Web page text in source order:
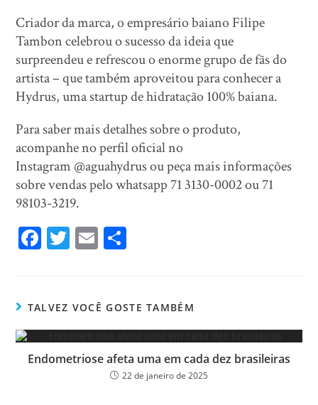
Criador da marca, o empresário baiano Filipe
Tambon celebrou o sucesso da ideia que
surpreendeu e refrescou o enorme grupo de fãs do
artista – que também aproveitou para conhecer a
Hydrus, uma startup de hidratação 100% baiana.
Para saber mais detalhes sobre o produto,
acompanhe no perfil oficial no
Instagram @aguahydrus ou peça mais informações
sobre vendas pelo whatsapp 71 3130-0002 ou 71
98103-3219.
Fa
ok
T
er
E
TALVEZ VOCÊ GOSTE TAMBÉM
Endometriose afeta uma em cada dez brasileiras
22 de janeiro de 2025